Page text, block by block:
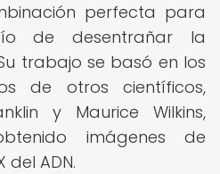
perfecta para
de desentrañar la
trabajo se basó en los
de otros científicos,
y Maurice Wilkins,
imágenes de
ADN.